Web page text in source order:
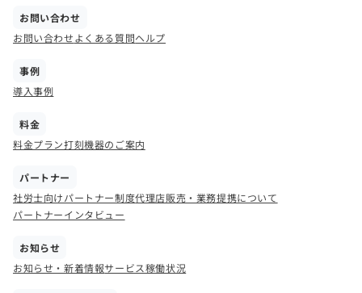
お問い合わせ
お問い合わせよくある質問ヘルプ
事例
導入事例
料金
料金プラン打刻機器のご案内
パートナー
社労士向けパートナー制度代理店販売・業務提携について
パートナーインタビュー
お知らせ
お知らせ・新着情報サービス稼働状況